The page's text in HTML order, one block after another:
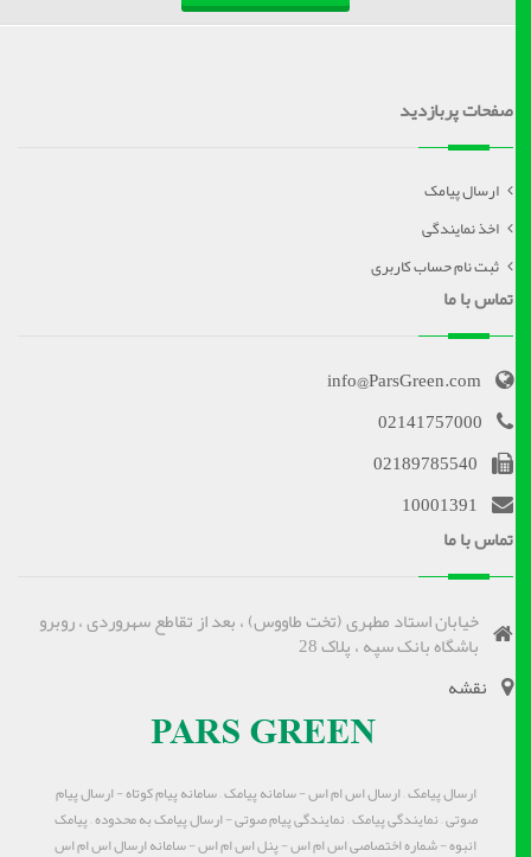
صفحات پربازدید
ارسال پیامک
اخذ نمایندگی
ثبت نام حساب کاربری
تماس با ما
info@ParsGreen.com
02141757000
02189785540
10001391
تماس با ما
خیابان استاد مطهری (تخت طاووس) ، بعد از تقاطع سهروردی ، روبرو
باشگاه بانک سپه ، پلاک 28
نقشه
ارسال پیامک – ارسال اس ام اس - سامانه پیامک – سامانه پیام کوتاه - ارسال پیام
صوتی – نمایندگی پیامک – نمایندگی پیام صوتی - ارسال پیامک به محدوده – پیامک
انبوه - شماره اختصاصی اس ام اس - پنل اس ام اس - سامانه ارسال اس ام اس